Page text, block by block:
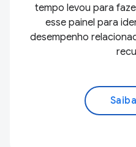
tempo levou para
esse painel para
desempenho